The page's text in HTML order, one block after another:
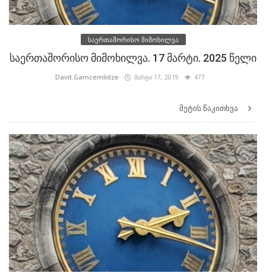
საერთაშორისო მიმოხილვა
საერთაშორისო მიმოხილვა. 17 მარტი. 2025 წელი
Davit.Gamcemlidze მარტი 17, 2019 477
მეტის წაკითხვა